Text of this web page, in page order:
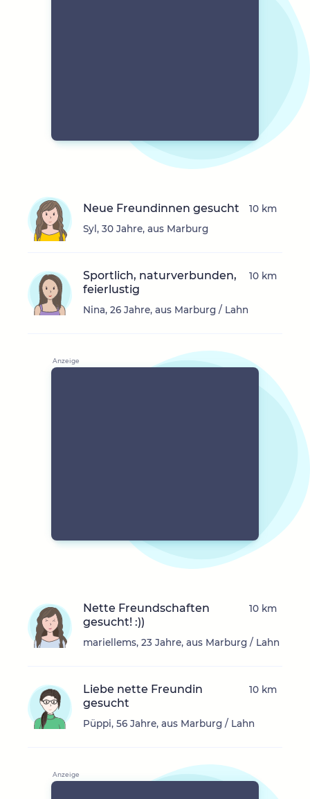
Neue Freundinnen gesucht
Syl, 30 Jahre, aus Marburg
10 km
Sportlich, naturverbunden,
feierlustig
Nina, 26 Jahre, aus Marburg / Lahn
10 km
Nette Freundschaften
gesucht! :))
mariellems, 23 Jahre, aus Marburg / Lahn
10 km
Liebe nette Freundin
gesucht
Püppi, 56 Jahre, aus Marburg / Lahn
10 km